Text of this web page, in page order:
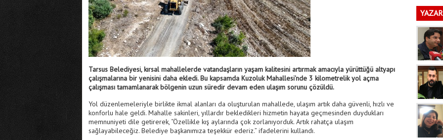
Tarsus Belediyesi, kırsal mahallelerde vatandaşların yaşam kalitesini artırmak amacıyla yürüttüğü altyapı
çalışmalarına bir yenisini daha ekledi. Bu kapsamda Kuzoluk Mahallesi’nde 3 kilometrelik yol açma
çalışması tamamlanarak bölgenin uzun süredir devam eden ulaşım sorunu çözüldü.
Yol düzenlemeleriyle birlikte ikmal alanları da oluşturulan mahallede, ulaşım artık daha güvenli, hızlı ve
konforlu hale geldi. Mahalle sakinleri, yıllardır bekledikleri hizmetin hayata geçmesinden duydukları
memnuniyeti dile getirerek, “Özellikle kış aylarında çok zorlanıyorduk. Artık rahatça ulaşım
sağlayabileceğiz. Belediye başkanımıza teşekkür ederiz.” ifadelerini kullandı.